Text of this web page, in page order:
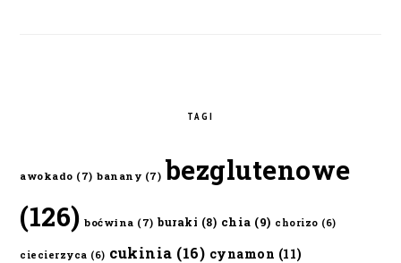
TAGI
awokado (7) banany (7) bezglutenowe
(126) boćwina (7) buraki (8) chia (9) chorizo (6)
ciecierzyca (6) cukinia (16) cynamon (11)